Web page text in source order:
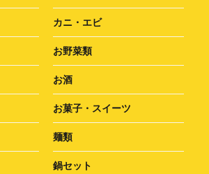
カニ・エビ
お野菜類
お酒
お菓子・スイーツ
麺類
鍋セット